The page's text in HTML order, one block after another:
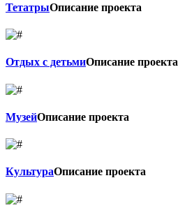
ТетатрыОписание проекта
Отдых с детьмиОписание проекта
МузейОписание проекта
КультураОписание проекта